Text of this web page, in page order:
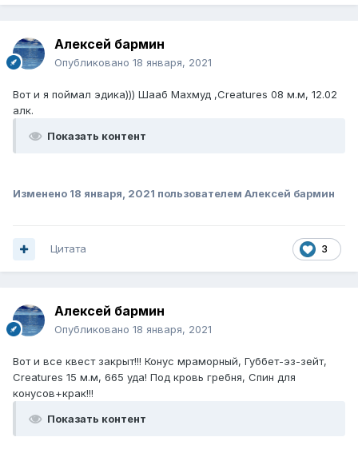
Алексей бармин
Опубликовано 18 января, 2021
Вот и я поймал эдика))) Шааб Махмуд ,Creatures 08 м.м, 12.02
алк.
Показать контент
Изменено 18 января, 2021 пользователем Алексей бармин
3
Цитата
Алексей бармин
Опубликовано 18 января, 2021
Вот и все квест закрыт!!! Конус мраморный, Губбет-эз-зейт,
Creatures 15 м.м, 665 уда! Под кровь гребня, Спин для
конусов+крак!!!
Показать контент